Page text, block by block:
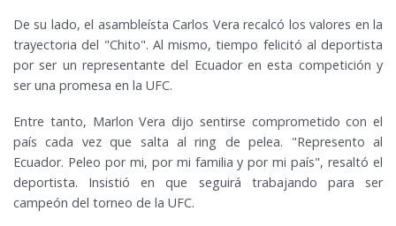
De su lado, el asambleísta Carlos Vera recalcó los valores en la
trayectoria del "Chito". Al mismo, tiempo felicitó al deportista
por ser un representante del Ecuador en esta competición y
ser una promesa en la UFC.
Entre tanto, Marlon Vera dijo sentirse comprometido con el
país cada vez que salta al ring de pelea. "Represento al
Ecuador. Peleo por mi, por mi familia y por mi país", resaltó el
deportista. Insistió en que seguirá trabajando para ser
campeón del torneo de la UFC.